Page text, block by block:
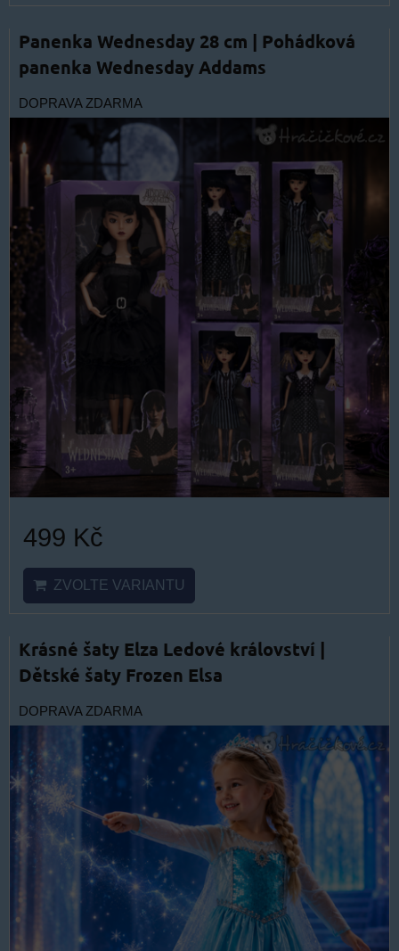
Panenka Wednesday 28 cm | Pohádková
panenka Wednesday Addams
DOPRAVA ZDARMA
499 Kč
ZVOLTE VARIANTU
Krásné šaty Elza Ledové království |
Dětské šaty Frozen Elsa
DOPRAVA ZDARMA